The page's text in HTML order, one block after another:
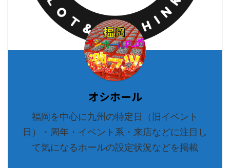
オシホール
福岡を中心に九州の特定日（旧イベント
日）・周年・イベント系・来店などに注目し
て気になるホールの設定状況などを掲載